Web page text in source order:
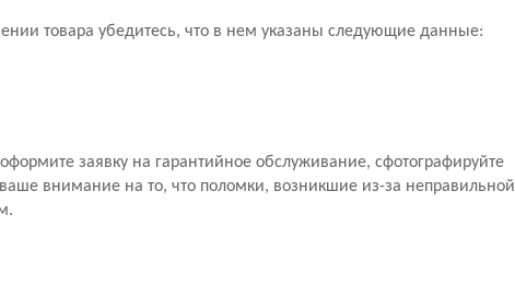
товара убедитесь, что в нем указаны следующие данные:
заявку на гарантийное обслуживание, сфотографируйте
внимание на то, что поломки, возникшие из-за неправильной